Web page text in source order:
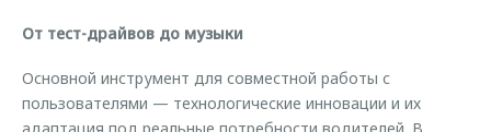
От тест-драйвов до музыки
Основной инструмент для совместной работы с
пользователями — технологические инновации и их